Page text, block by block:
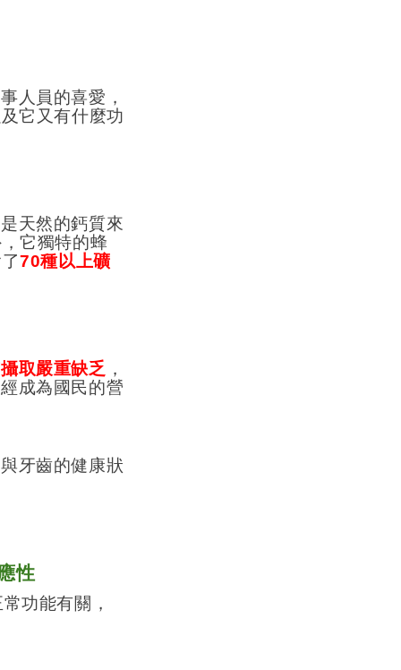
人員的喜愛，
它又有什麼功
天然的鈣質來
它獨特的蜂
70種以上礦
取嚴重缺乏 ，
成為國民的營
牙齒的健康狀
性
功能有關，